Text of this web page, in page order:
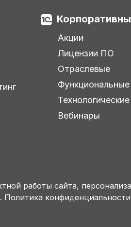
Акции
Лицензии ПО
Отраслевые
Функциональные
Технологические
Вебинары
работы сайта,
Политика